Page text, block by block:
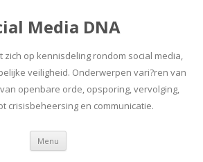
Media DNA
zich op kennisdeling rondom social media,
veiligheid. Onderwerpen vari?ren van
openbare orde, opsporing, vervolging,
crisisbeheersing en communicatie.
Menu Spring
inhoud